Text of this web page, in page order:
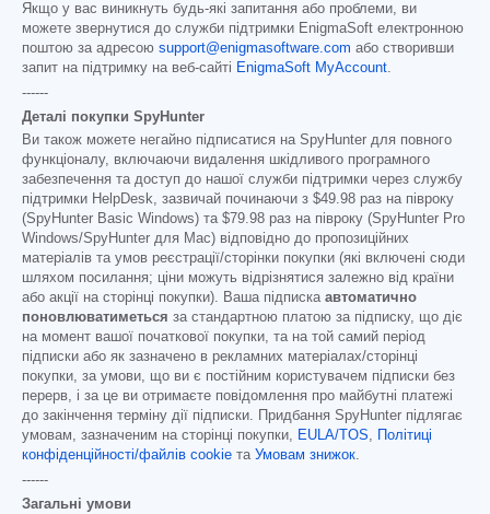
Якщо у вас виникнуть будь-які запитання або проблеми, ви
можете звернутися до служби підтримки EnigmaSoft електронною
поштою за адресою support@enigmasoftware.com або створивши
запит на підтримку на веб-сайті EnigmaSoft MyAccount.
------
Деталі покупки SpyHunter
Ви також можете негайно підписатися на SpyHunter для повного
функціоналу, включаючи видалення шкідливого програмного
забезпечення та доступ до нашої служби підтримки через службу
підтримки HelpDesk, зазвичай починаючи з $49.98 раз на півроку
(SpyHunter Basic Windows) та $79.98 раз на півроку (SpyHunter Pro
Windows/SpyHunter для Mac) відповідно до пропозиційних
матеріалів та умов реєстрації/сторінки покупки (які включені сюди
шляхом посилання; ціни можуть відрізнятися залежно від країни
або акції на сторінці покупки). Ваша підписка автоматично
поновлюватиметься за стандартною платою за підписку, що діє
на момент вашої початкової покупки, та на той самий період
підписки або як зазначено в рекламних матеріалах/сторінці
покупки, за умови, що ви є постійним користувачем підписки без
перерв, і за це ви отримаєте повідомлення про майбутні платежі
до закінчення терміну дії підписки. Придбання SpyHunter підлягає
умовам, зазначеним на сторінці покупки, EULA/TOS,
Політиці
конфіденційності/файлів cookie та Умовам знижок.
------
Загальні умови